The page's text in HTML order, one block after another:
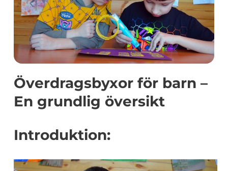
Överdragsbyxor för barn –
En grundlig översikt
Introduktion: